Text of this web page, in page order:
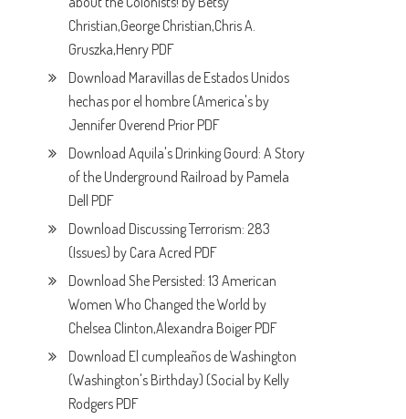
Christian,George Christian,Chris A.
Gruszka,Henry PDF
Download Maravillas de Estados Unidos
hechas por el hombre (America's by
Jennifer Overend Prior PDF
Download Aquila's Drinking Gourd: A Story
of the Underground Railroad by Pamela
Dell PDF
Download Discussing Terrorism: 283
(Issues) by Cara Acred PDF
Download She Persisted: 13 American
Women Who Changed the World by
Chelsea Clinton,Alexandra Boiger PDF
Download El cumpleaños de Washington
(Washington's Birthday) (Social by Kelly
Rodgers PDF